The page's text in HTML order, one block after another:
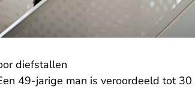
diefstallen
49-jarige man is veroordeeld tot